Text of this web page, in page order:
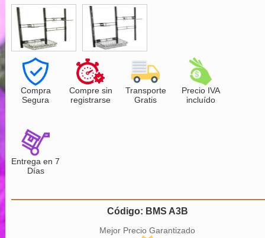
Compra
Segura
Compre sin
registrarse
Transporte
Gratis
Precio IVA
incluído
Entrega en 7
Días
Código: BMS A3B
Mejor Precio Garantizado